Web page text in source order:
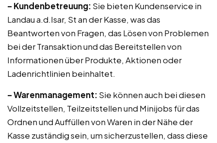
– Kundenbetreuung: Sie bieten Kundenservice in
Landau a.d.Isar, St an der Kasse, was das
Beantworten von Fragen, das Lösen von Problemen
bei der Transaktion und das Bereitstellen von
Informationen über Produkte, Aktionen oder
Ladenrichtlinien beinhaltet.
– Warenmanagement: Sie können auch bei diesen
Vollzeitstellen, Teilzeitstellen und Minijobs für das
Ordnen und Auffüllen von Waren in der Nähe der
Kasse zuständig sein, um sicherzustellen, dass diese